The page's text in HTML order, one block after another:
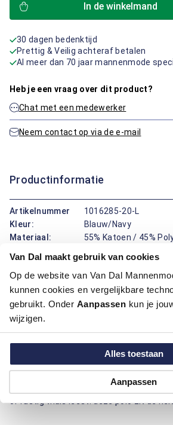
Van Dal maakt gebruik van cookies
Op de website van Van Dal
kunnen cookies en vergelijkbare
gebruikt. Onder Aanpassen kun je
wijzigen.
Alles toestaan
Aanpassen
In de winkelmand
30 dagen bedenktijd
Prettig & Veilig achteraf betalen
Al meer dan 70 jaar mannenmode
Heb je een vraag over dit product?
Chat met een medewerker
Neem contact op via de e-mail
Productinformatie
Artikelnummer
1016285-20-L
Kleur:
Blauw/Navy
Materiaal:
55% Katoen / 45%
Deze polo van Casa Moda draagt prettig
uit. De regular fit pasvorm geeft ruimte
valt mooi recht. De effen uitvoering
makkelijk en zorgt voor een rustige
van katoen en polyester voelt zacht
biedt plek voor een bril of pen. Of je nu
of rustig thuis leest: deze polo zit de